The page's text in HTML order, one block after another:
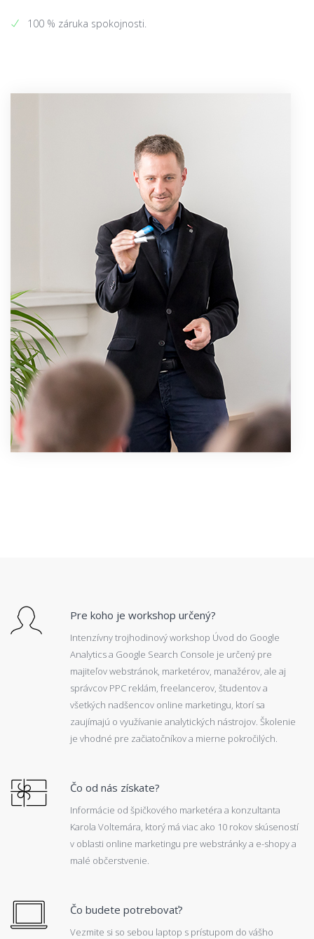
100 % záruka spokojnosti.
Pre koho je workshop určený?
Intenzívny trojhodinový workshop Úvod do Google
Analytics a Google Search Console je určený pre
majiteľov webstránok, marketérov, manažérov, ale aj
správcov PPC reklám, freelancerov, študentov a
všetkých nadšencov online marketingu, ktorí sa
zaujímajú o využívanie analytických nástrojov. Školenie
je vhodné pre začiatočníkov a mierne pokročilých.
Čo od nás získate?
Informácie od špičkového marketéra a konzultanta
Karola Voltemára, ktorý má viac ako 10 rokov skúseností
v oblasti online marketingu pre webstránky a e-shopy a
malé občerstvenie.
Čo budete potrebovať?
Vezmite si so sebou laptop s prístupom do vášho